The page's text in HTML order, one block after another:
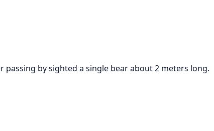
passing by sighted a single bear about 2 meters long.